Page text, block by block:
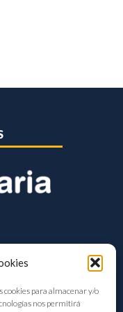
cookies para almacenar y/o
nos permitirá